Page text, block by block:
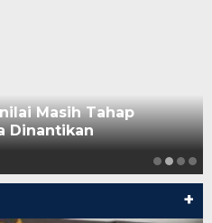
Masih Tahap
Dinantikan
+